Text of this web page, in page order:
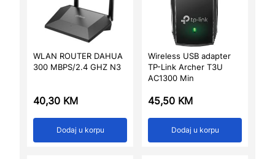
WLAN ROUTER DAHUA
300 MBPS/2.4 GHZ N3
40,30 KM
Dodaj u korpu
Wireless USB adapter
TP-Link Archer T3U
AC1300 Min
45,50 KM
Dodaj u korpu